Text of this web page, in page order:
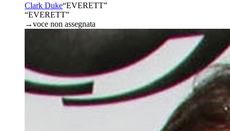
Clark Duke“EVERETT”
“EVERETT”
→voce non assegnata